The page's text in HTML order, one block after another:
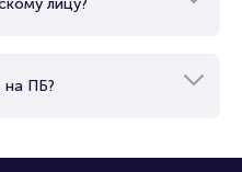
лицу?
на ПБ?